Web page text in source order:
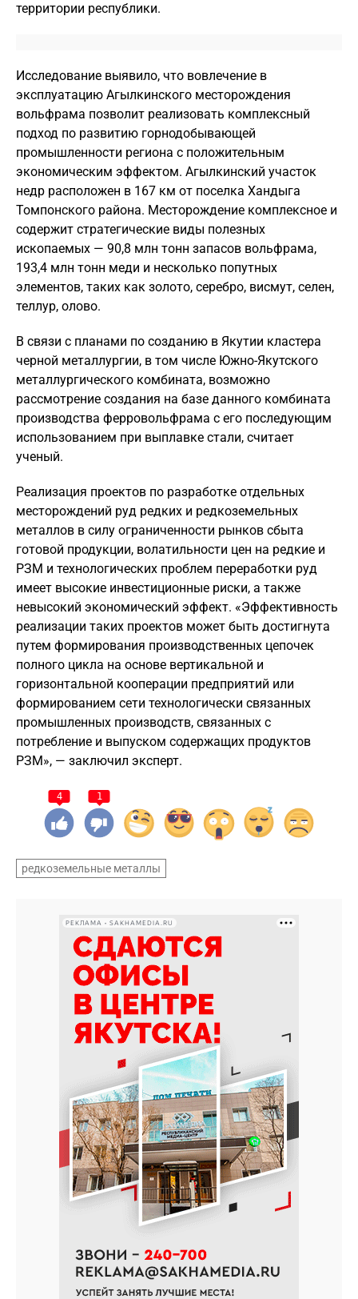
территории республики.
Исследование выявило, что вовлечение в
эксплуатацию Агылкинского месторождения
вольфрама позволит реализовать комплексный
подход по развитию горнодобывающей
промышленности региона с положительным
экономическим эффектом. Агылкинский участок
недр расположен в 167 км от поселка Хандыга
Томпонского района. Месторождение комплексное и
содержит стратегические виды полезных
ископаемых — 90,8 млн тонн запасов вольфрама,
193,4 млн тонн меди и несколько попутных
элементов, таких как золото, серебро, висмут, селен,
теллур, олово.
В связи с планами по созданию в Якутии кластера
черной металлургии, в том числе Южно-Якутского
металлургического комбината, возможно
рассмотрение создания на базе данного комбината
производства ферровольфрама с его последующим
использованием при выплавке стали, считает
ученый.
Реализация проектов по разработке отдельных
месторождений руд редких и редкоземельных
металлов в силу ограниченности рынков сбыта
готовой продукции, волатильности цен на редкие и
РЗМ и технологических проблем переработки руд
имеет высокие инвестиционные риски, а также
невысокий экономический эффект. «Эффективность
реализации таких проектов может быть достигнута
путем формирования производственных цепочек
полного цикла на основе вертикальной и
горизонтальной кооперации предприятий или
формированием сети технологически связанных
промышленных производств, связанных с
потребление и выпуском содержащих продуктов
РЗМ», — заключил эксперт.
4 1
редкоземельные металлы
РЕКЛАМА • SAKHAMEDIA.RU